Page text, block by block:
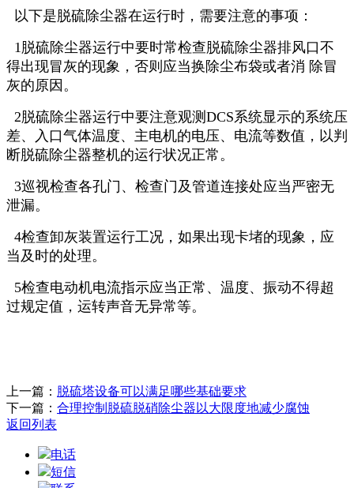
以下是脱硫除尘器在运行时，需要注意的事项：
1脱硫除尘器运行中要时常检查脱硫除尘器排风口不
得出现冒灰的现象，否则应当换除尘布袋或者消 除冒
灰的原因。
2脱硫除尘器运行中要注意观测DCS系统显示的系统压
差、入口气体温度、主电机的电压、电流等数值，以判
断脱硫除尘器整机的运行状况正常。
3巡视检查各孔门、检查门及管道连接处应当严密无
泄漏。
4检查卸灰装置运行工况，如果出现卡堵的现象，应
当及时的处理。
5检查电动机电流指示应当正常、温度、振动不得超
过规定值，运转声音无异常等。
上一篇： 脱硫塔设备可以满足哪些基础要求
下一篇： 合理控制脱硫脱硝除尘器以大限度地减少腐蚀
返回列表
电话
短信